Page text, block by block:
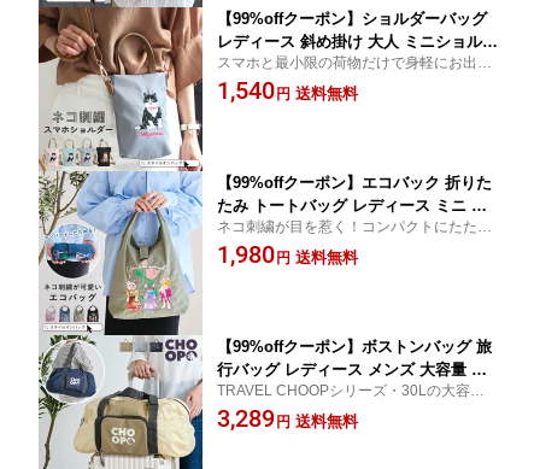
【99%offクーポン】ショルダーバッグ
レディース 斜め掛け 大人 ミニショルダ
ー スマホショルダー スマホポーチ 縦型
軽量 ネコ 猫 刺繍 2WAY ミニバッグ サ
スマホと最小限の荷物だけで身軽にお出か
け！高級感のあるネコの刺繡が可愛いスマ
ホショルダー。
1,540 円 送料無料
【99%offクーポン】エコバック 折りた
たみ トートバッグ レディース ミニ 買
い物バッグ ショッピングバッグ かばん
鞄 小さめ サブバッグ おしゃれ ねこ ネ
ネコ刺繍が目を惹く！コンパクトにたため
るミニトート！エコバッグ ネコ ねこ 軽量
スタイルオンバッグ
1,980 円 送料無料
【99%offクーポン】ボストンバッグ 旅
行バッグ レディース メンズ 大容量 バ
ッグ 軽い 撥水 一泊 1泊2日 トラベルバ
ッグ 折りたたみ たためる キャリーオン
TRAVEL CHOOPシリーズ・30Lの大容量！
撥水加工！キャリーオンできる！多機能な
折りたたみボストンバッグ
3,289 円 送料無料